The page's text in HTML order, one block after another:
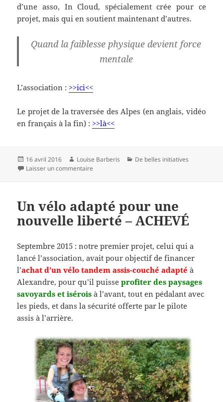
d’une asso, In Cloud, spécialement crée pour ce
projet, mais qui en soutient maintenant d’autres.
Quand la faiblesse physique devient force
mentale
L’association : >>ici<<
Le projet de la traversée des Alpes (en anglais, vidéo
en français à la fin) : >>là<<
Publié
le
16 avril 2016 Auteur
Louise Barberis Catégories
De belles initiatives
Laisser un commentaire
Un vélo adapté pour une
nouvelle liberté – ACHEVÉ
Septembre 2015 : notre premier projet, celui qui a
lancé l’association, avait pour objectif de financer
l’achat d’un vélo tandem assis-couché adapté à
Alexandre, pour qu’il puisseprofiter des paysages
savoyards et isérois à l’avant, tout en pédalant avec
les pieds, et dans la sécurité offerte par le pilote
assis à l’arrière.